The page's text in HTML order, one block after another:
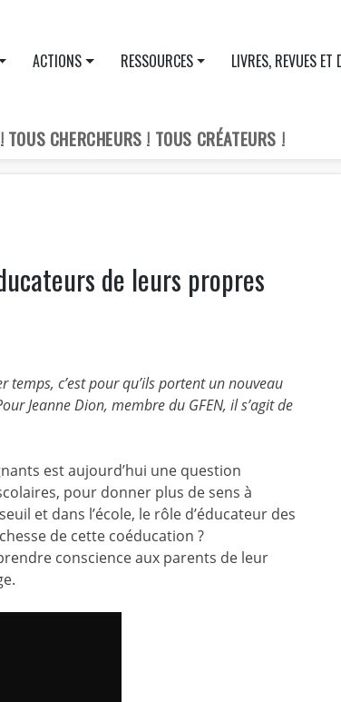
CHERCHEURS ! TOUS CRÉATEURS !
ACTIONS RESSOURCES LIVRES, REVUES ET
de leurs propres
c’est pour qu’ils portent un nouveau
Jeanne Dion, membre du GFEN, il s’agit de
est aujourd’hui une question
pour donner plus de sens à
et dans l’école, le rôle d’éducateur des
de cette coéducation ?
conscience aux parents de leur